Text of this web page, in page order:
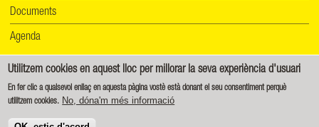
Documents
Agenda
Informació de protecció de dades Política de cookies
Creative Commons - Reconeixement-CompartirIgual 4.0 Internacional (CC BY-SA 4.0)
Utilitzem cookies en aquest lloc per millorar la seva experiència d'usuari
En fer clic a qualsevol enllaç en aquesta pàgina vostè està donant el seu consentiment perquè
utilitzem cookies. No, dóna'm més informació